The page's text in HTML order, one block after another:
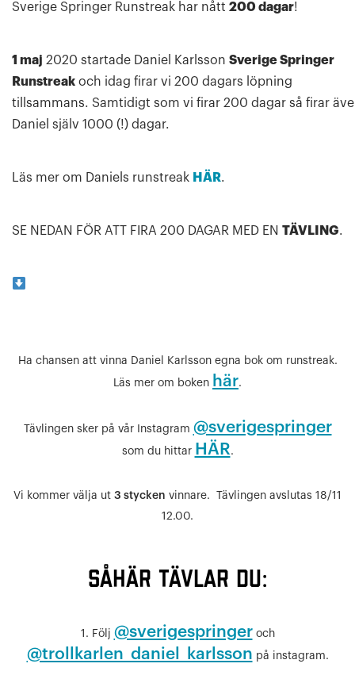
Sverige Springer Runstreak har nått 200 dagar!
1 maj 2020 startade Daniel Karlsson Sverige Springer
Runstreak och idag firar vi 200 dagars löpning
tillsammans. Samtidigt som vi firar 200 dagar så firar
Daniel själv 1000 (!) dagar.
Läs mer om Daniels runstreak HÄR.
SE NEDAN FÖR ATT FIRA 200 DAGAR MED EN TÄVLING.
Ha chansen att vinna Daniel Karlsson egna bok om runstreak.
Läs mer om boken här.
Tävlingen sker på vår Instagram @sverigespringer
som du hittar HÄR.
Vi kommer välja ut 3 stycken vinnare. Tävlingen avslutas 18/11
12.00.
Såhär tävlar du:
1. Följ @sverigespringeroch
@trollkarlen_daniel_karlsson på instagram.